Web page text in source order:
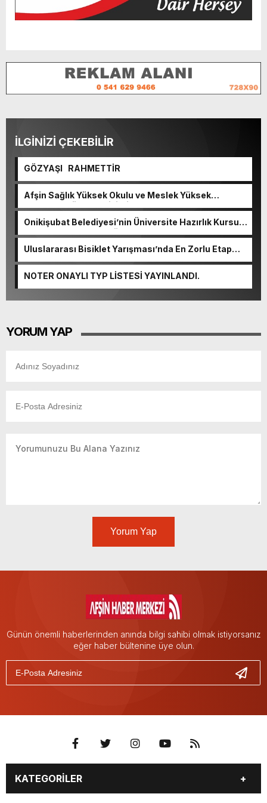
İLGİNİZİ ÇEKEBİLİR
GÖZYAŞI RAHMETTİR
Afşin Sağlık Yüksek Okulu ve Meslek Yüksek
Okulunda görev değişimi!
Onikişubat Belediyesi’nin Üniversite Hazırlık Kursu
başvurularında son gün 7 Ağustos.
Uluslararası Bisiklet Yarışması’nda En Zorlu Etap
Tamamlandı.
NOTER ONAYLI TYP LİSTESİ YAYINLANDI.
YORUM YAP
Yorum Yap
Günün önemli haberlerinden anında bilgi sahibi olmak istiyorsanız
eğer haber bültenine üye olun.
KATEGORİLER